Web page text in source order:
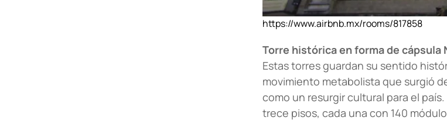
https://www.airbnb.mx/rooms/817858
Torre histórica en forma de cápsula
Estas torres guardan su sentido
movimiento metabolista que surgió
como un resurgir cultural para el
trece pisos, cada una con 140